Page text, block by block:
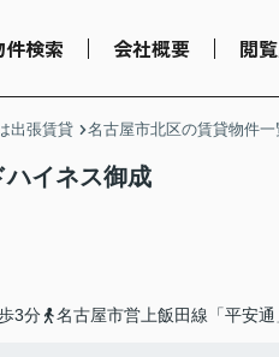
件検索 会社概要 閲
出張賃貸 名古屋市北区の賃貸物件一
イネス御成
3分
名古屋市営上飯田線「平安